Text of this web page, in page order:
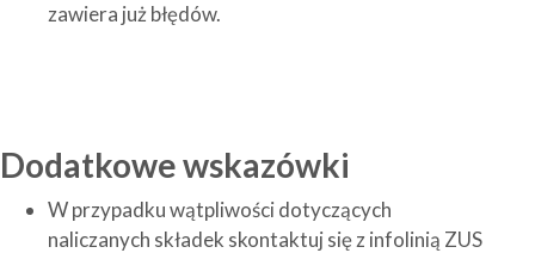
zawiera już błędów.
Dodatkowe wskazówki
W przypadku wątpliwości dotyczących
naliczanych składek skontaktuj się z infolinią ZUS